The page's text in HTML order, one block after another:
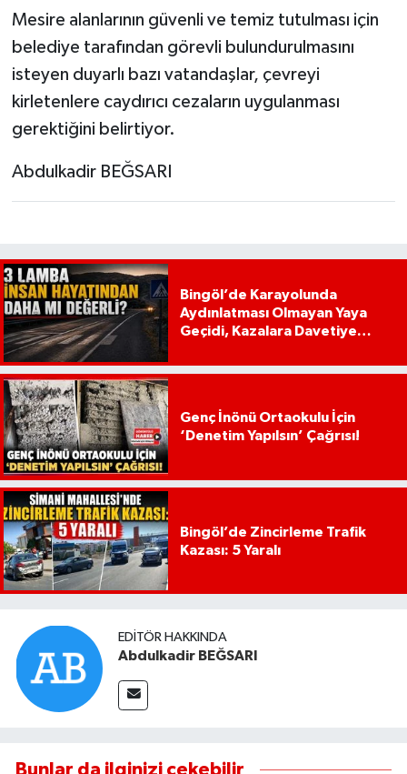
Mesire alanlarının güvenli ve temiz tutulması için
belediye tarafından görevli bulundurulmasını
isteyen duyarlı bazı vatandaşlar, çevreyi
kirletenlere caydırıcı cezaların uygulanması
gerektiğini belirtiyor.
Abdulkadir BEĞSARI
Bingöl’de Karayolunda
Aydınlatması Olmayan Yaya
Geçidi, Kazalara Davetiye
Genç İnönü Ortaokulu İçin
‘Denetim Yapılsın’ Çağrısı!
Bingöl’de Zincirleme Trafik
Kazası: 5 Yaralı
EDITÖR HAKKINDA
Abdulkadir BEĞSARI
Bunlar da ilginizi çekebilir